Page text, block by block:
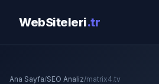
WebSiteleri.tr
Ana Sayfa/SEO Analiz/matrix4.tv